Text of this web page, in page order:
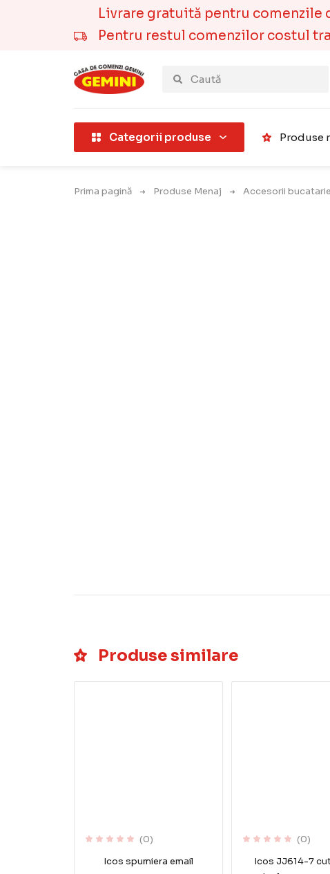
Livrare gratuită pentru comenzile
Pentru restul comenzilor costul
Categorii produse Produse
Prima pagină Produse Menaj Accesorii bucatarie
Produse similare
(0)
Icos spumiera email
(0)
Icos JJ614-7